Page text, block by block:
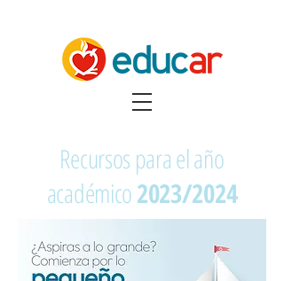
Recursos para el año
académico2023/2024